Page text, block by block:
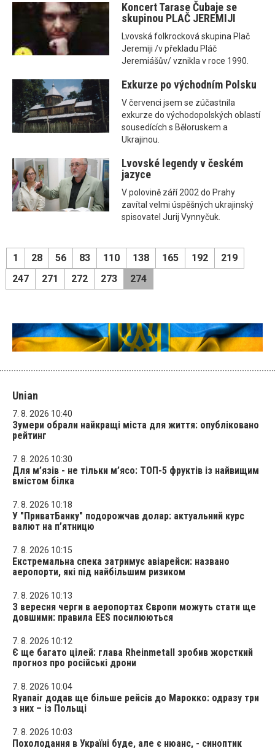
Koncert Tarase Čubaje se
skupinou PLAČ JEREMIJI
Lvovská folkrocková skupina Plač
Jeremiji /v překladu Pláč
Jeremiášův/ vznikla v roce 1990.
Exkurze po východním Polsku
V červenci jsem se zúčastnila
exkurze do východopolských oblastí
sousedících s Běloruskem a
Ukrajinou.
Lvovské legendy v českém
jazyce
V polovině září 2002 do Prahy
zavítal velmi úspěšných ukrajinský
spisovatel Jurij Vynnyčuk.
1 28 56 83 110 138 165 192
219
247
271 272 273 274
Unian
7. 8. 2026 10:40
Зумери обрали найкращі міста для життя: опубліковано
рейтинг
7. 8. 2026 10:30
Для м’язів - не тільки м’ясо: ТОП-5 фруктів із найвищим
вмістом білка
7. 8. 2026 10:18
У "ПриватБанку" подорожчав долар: актуальний курс
валют на п’ятницю
7. 8. 2026 10:15
Екстремальна спека затримує авіарейси: названо
аеропорти, які під найбільшим ризиком
7. 8. 2026 10:13
З вересня черги в аеропортах Європи можуть стати ще
довшими: правила EES посилюються
7. 8. 2026 10:12
Є ще багато цілей: глава Rheinmetall зробив жорсткий
прогноз про російські дрони
7. 8. 2026 10:04
Ryanair додав ще більше рейсів до Марокко: одразу три
з них – із Польщі
7. 8. 2026 10:03
Похолодання в Україні буде, але є нюанс, - синоптик